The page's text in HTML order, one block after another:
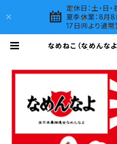
定休日：土・日・
夏季休業：8月
17日㈪より通常
なめねこ（なめんなよ